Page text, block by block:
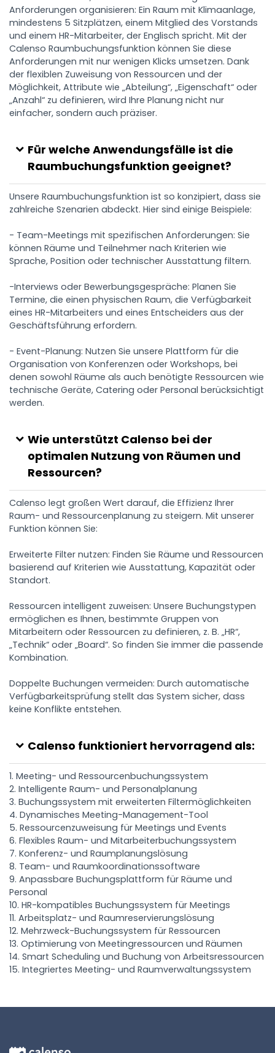
Anforderungen organisieren: Ein Raum mit Klimaanlage,
mindestens 5 Sitzplätzen, einem Mitglied des Vorstands
und einem HR-Mitarbeiter, der Englisch spricht. Mit der
Calenso Raumbuchungsfunktion können Sie diese
Anforderungen mit nur wenigen Klicks umsetzen. Dank
der flexiblen Zuweisung von Ressourcen und der
Möglichkeit, Attribute wie „Abteilung“, „Eigenschaft“ oder
„Anzahl“ zu definieren, wird Ihre Planung nicht nur
einfacher, sondern auch präziser.
Für welche Anwendungsfälle ist die
Raumbuchungsfunktion geeignet?
Unsere Raumbuchungsfunktion ist so konzipiert, dass sie
zahlreiche Szenarien abdeckt. Hier sind einige Beispiele:
- Team-Meetings mit spezifischen Anforderungen: Sie
können Räume und Teilnehmer nach Kriterien wie
Sprache, Position oder technischer Ausstattung filtern.
-Interviews oder Bewerbungsgespräche: Planen Sie
Termine, die einen physischen Raum, die Verfügbarkeit
eines HR-Mitarbeiters und eines Entscheiders aus der
Geschäftsführung erfordern.
- Event-Planung: Nutzen Sie unsere Plattform für die
Organisation von Konferenzen oder Workshops, bei
denen sowohl Räume als auch benötigte Ressourcen wie
technische Geräte, Catering oder Personal berücksichtigt
werden.
Wie unterstützt Calenso bei der
optimalen Nutzung von Räumen und
Ressourcen?
Calenso legt großen Wert darauf, die Effizienz Ihrer
Raum- und Ressourcenplanung zu steigern. Mit unserer
Funktion können Sie:
Erweiterte Filter nutzen: Finden Sie Räume und Ressourcen
basierend auf Kriterien wie Ausstattung, Kapazität oder
Standort.
Ressourcen intelligent zuweisen: Unsere Buchungstypen
ermöglichen es Ihnen, bestimmte Gruppen von
Mitarbeitern oder Ressourcen zu definieren, z. B. „HR“,
„Technik“ oder „Board“. So finden Sie immer die passende
Kombination.
Doppelte Buchungen vermeiden: Durch automatische
Verfügbarkeitsprüfung stellt das System sicher, dass
keine Konflikte entstehen.
Calenso funktioniert hervorragend als:
Meeting- und Ressourcenbuchungssystem
Intelligente Raum- und Personalplanung
Buchungssystem mit erweiterten Filtermöglichkeiten
Dynamisches Meeting-Management-Tool
Ressourcenzuweisung für Meetings und Events
Flexibles Raum- und Mitarbeiterbuchungssystem
Konferenz- und Raumplanungslösung
Team- und Raumkoordinationssoftware
Anpassbare Buchungsplattform für Räume und
Personal
HR-kompatibles Buchungssystem für Meetings
Arbeitsplatz- und Raumreservierungslösung
Mehrzweck-Buchungssystem für Ressourcen
Optimierung von Meetingressourcen und Räumen
Smart Scheduling und Buchung von Arbeitsressourcen
Integriertes Meeting- und Raumverwaltungssystem